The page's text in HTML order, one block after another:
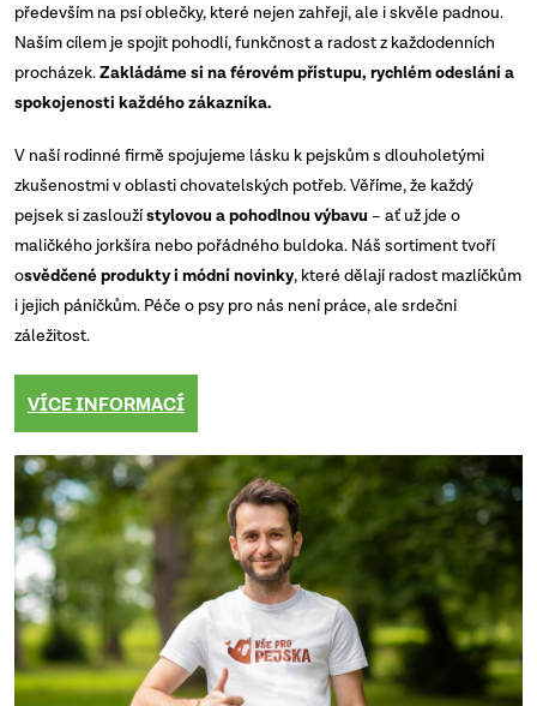
především na psí oblečky, které nejen zahřejí, ale i skvěle padnou.
Naším cílem je spojit pohodlí, funkčnost a radost z každodenních
procházek.Zakládáme si na férovém přístupu, rychlém odeslání a
spokojenosti každého zákazníka.
V naší rodinné firmě spojujeme lásku k pejskům s dlouholetými
zkušenostmi v oblasti chovatelských potřeb. Věříme, že každý
pejsek si zasloužístylovou a pohodlnou výbavu – ať už jde o
maličkého jorkšíra nebo pořádného buldoka. Náš sortiment tvoří
osvědčené produkty i módní novinky, které dělají radost mazlíčkům
i jejich páníčkům. Péče o psy pro nás není práce, ale srdeční
záležitost.
VÍCE INFORMACÍ